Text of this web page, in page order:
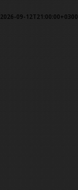
2026-09-12T21:00:00+0300